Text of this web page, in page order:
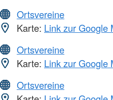
Ortsvereine
Karte: Link zur Google
Ortsvereine
Karte: Link zur Google
Ortsvereine